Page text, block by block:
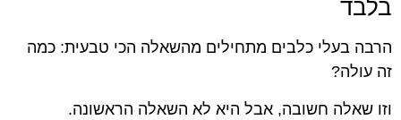
בלבד
הרבה בעלי כלבים מתחילים מהשאלה הכי טבעית: כמה
זה עולה?
וזו שאלה חשובה, אבל היא לא השאלה הראשונה.